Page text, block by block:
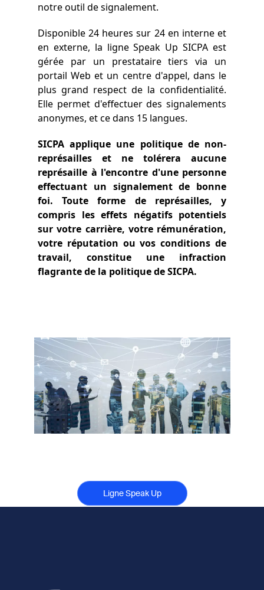
notre outil de signalement.
Disponible 24 heures sur 24 en interne et
en externe, la ligne Speak Up SICPA est
gérée par un prestataire tiers via un
portail Web et un centre d'appel, dans le
plus grand respect de la confidentialité.
Elle permet d'effectuer des signalements
anonymes, et ce dans 15 langues.
SICPA applique une politique de non-
représailles et ne tolérera aucune
représaille à l'encontre d'une personne
effectuant un signalement de bonne
foi. Toute forme de représailles, y
compris les effets négatifs potentiels
sur votre carrière, votre rémunération,
votre réputation ou vos conditions de
travail, constitue une infraction
flagrante de la politique de SICPA.
Image
Ligne Speak Up